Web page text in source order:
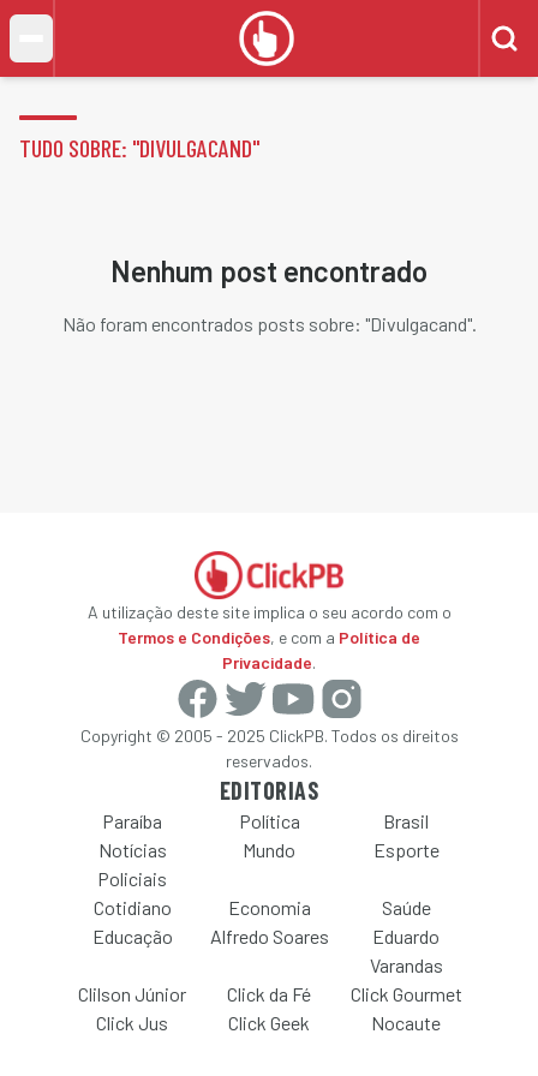
TUDO SOBRE: "DIVULGACAND"
Nenhum post encontrado
Não foram encontrados posts sobre: "Divulgacand".
A utilização deste site implica o seu acordo com o
Termos e Condições, e com a Política de
Privacidade.
Copyright © 2005 - 2025 ClickPB. Todos os direitos
reservados.
EDITORIAS
Paraíba Política
Brasil
Notícias
Policiais
Mundo Esporte
Cotidiano Economia
Saúde
Educação
Alfredo Soares
Eduardo
Varandas
Clilson Júnior
Click da Fé
Click Gourmet
Click Jus
Click Geek Nocaute